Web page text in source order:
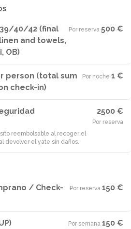
40/42 (final
and towels,
OB)
Por reserva·500 €
person (total sum
check-in)
Por noche·1 €
reembolsable al recoger el
devolver el yate sin daños.
2500 €
Por reserva
/ Check-
Por reserva·150 €
Por semana·150 €